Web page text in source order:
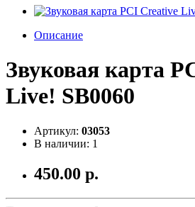
Описание
Звуковая карта
Live! SB0060
Артикул: 03053
В наличии: 1
450.00 р.